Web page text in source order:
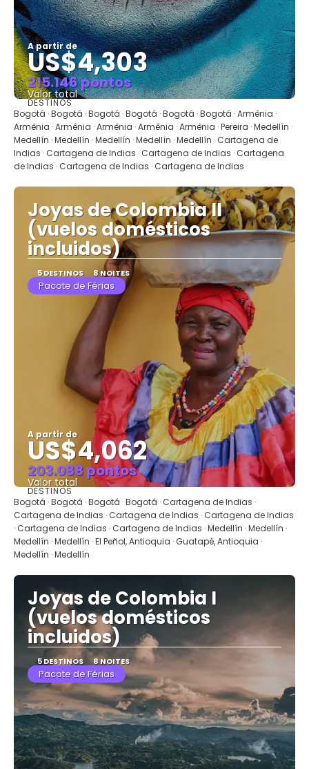
A partir de
US$4,303
215.146 pontos
Valor total
Saiba mais
DESTINOS
Bogotá · Bogotá · Bogotá · Bogotá · Bogotá · Bogotá · Armênia ·
Armênia · Armênia · Armênia · Armênia · Armênia · Pereira · Medellín ·
Medellín · Medellín · Medellín · Medellín · Medellín · Cartagena de
Indias · Cartagena de Indias · Cartagena de Indias · Cartagena
de Indias · Cartagena de Indias · Cartagena de Indias
Joyas de Colombia II
(vuelos domésticos
incluidos)
5 DESTINOS 8 NOITES
Pacote de Férias
A partir de
US$4,062
203.088 pontos
Valor total
Saiba mais
DESTINOS
Bogotá · Bogotá · Bogotá · Bogotá · Cartagena de Indias ·
Cartagena de Indias · Cartagena de Indias · Cartagena de Indias
· Cartagena de Indias · Cartagena de Indias · Medellín · Medellín ·
Medellín · Medellín · El Peñol, Antioquia · Guatapé, Antioquia ·
Medellín · Medellín
Joyas de Colombia I
(vuelos domésticos
incluidos)
5 DESTINOS 8 NOITES
Pacote de Férias